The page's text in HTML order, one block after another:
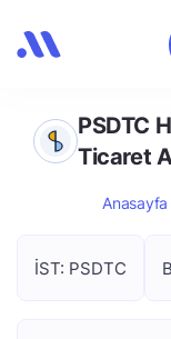
PSDTC
Ticaret
Anasayfa
İST: PSDTC